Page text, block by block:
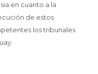
en cuanto a la
de estos
los tribunales